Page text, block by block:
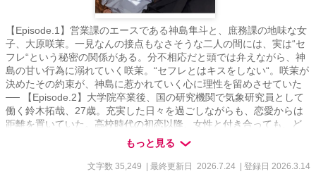
【Episode.1】営業課のエースである神島隼斗と、庶務課の地味な女
子、大原咲茉。一見なんの接点もなさそうな二人の間には、実は“セ
フレ“という秘密の関係がある。分不相応だと頭では弁えながら、神
島の甘い行為に溺れていく咲茉。“セフレとはキスをしない“。咲茉が
決めたその約束が、神島に惹かれていく心に理性を留めさせていた
── 【Episode.2】大学院卒業後、国の研究機関で気象研究員として
働く鈴木拓哉、27歳。充実した日々を過ごしながらも、恋愛からは
距離を置いていた。高校時代の初恋以降、女性と付き合っても、ど
こか冷めた恋愛しかできない。そんな彼の心を十年ぶりに動かした
のは、職場近くの書店で働く、とある女性だった── (“定期試験ゲー
ム“のスピン・オフになります)。
もっと見る
文字数 35,249 | 最終更新日 2026.7.24 | 登録日 2026.3.14